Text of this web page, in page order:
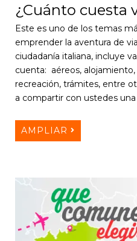
¿Cuánto cuesta
Este es uno de los temas
emprender la aventura de
ciudadanía italiana, incluye
cuenta: aéreos, alojamiento,
recreación, trámites, entre
a compartir con ustedes
AMPLIAR